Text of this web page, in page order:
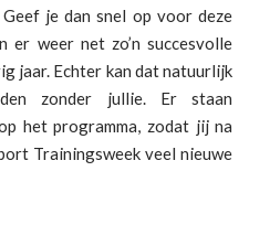
je dan snel op voor deze
er weer net zo’n succesvolle
jaar. Echter kan dat natuurlijk
zonder jullie. Er staan
het programma, zodat jij na
Trainingsweek veel nieuwe